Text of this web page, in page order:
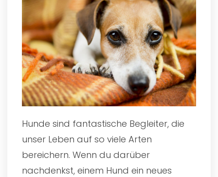
Hunde sind fantastische Begleiter, die
unser Leben auf so viele Arten
bereichern. Wenn du darüber
nachdenkst, einem Hund ein neues